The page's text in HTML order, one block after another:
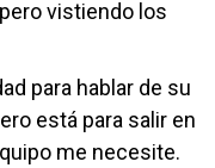
vistiendo los
para hablar de su
está para salir en
me necesite.